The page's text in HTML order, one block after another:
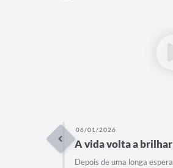
06/01/2026
A vida volta a
Depois de uma longa